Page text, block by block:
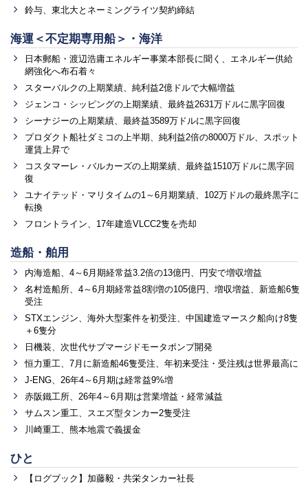
鈴与、東北大とネーミングライツ契約締結
海運＜不定期専用船＞・海洋
日本郵船・渡辺浩庸エネルギー事業本部長に聞く、エネルギー供給
網強化へ布石着々
スターバルクの上期業績、純利益2億ドルで大幅増益
ジェンコ・シッピングの上期業績、最終益2631万ドルに黒字回復
シーナジーの上期業績、最終益3589万ドルに黒字回復
プロダクト船社ダミコの上半期、純利益2倍の8000万ドル、スポット
運賃上昇で
コスタマーレ・バルカーズの上期業績、最終益1510万ドルに黒字回
復
ユナイテッド・マリタイムの1～6月期業績、102万ドルの最終黒字に
転換
フロントライン、17年建造VLCC2隻を売却
造船・舶用
内海造船、4～6月期経常益3.2倍の13億円、円安で増収増益
名村造船所、4～6月期経常益8割増の105億円、増収増益、新造船6隻
受注
STXエンジン、海外大型案件を初受注、中国建造マースク船向け8隻
＋6隻分
日機装、次世代サブマージドモータポンプ開発
恒力重工、7月に新造船46隻受注、年初来受注・受注残は世界最高に
J-ENG、26年4～6月期は経常益9%増
赤阪鐵工所、26年4～6月期は営業増益・経常減益
サムスン重工、スエズ型タンカー2隻受注
川崎重工、熊本地震で義援金
ひと
【ログブック】加藤毅・共栄タンカー社長